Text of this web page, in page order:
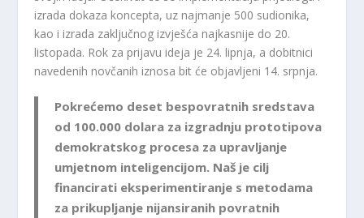
izrada dokaza koncepta, uz najmanje 500 sudionika,
kao i izrada zaključnog izvješća najkasnije do 20.
listopada. Rok za prijavu ideja je 24. lipnja, a dobitnici
navedenih novčanih iznosa bit će objavljeni 14. srpnja.
Pokrećemo deset bespovratnih sredstava
od 100.000 dolara za izgradnju prototipova
demokratskog procesa za upravljanje
umjetnom inteligencijom. Naš je cilj
financirati eksperimentiranje s metodama
za prikupljanje nijansiranih povratnih